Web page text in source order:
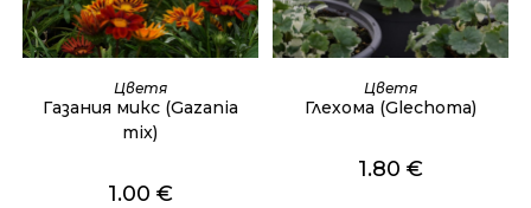
ОЩЕ
Цветя
Газания микс (Gazania
mix)
1.00 €
ОЩЕ
Цветя
Глехома (Glechoma)
1.80€